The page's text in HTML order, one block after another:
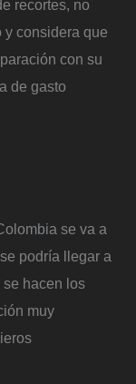
recortes, no
y considera que
con su
de gasto
se va a
podría llegar a
hacen los
muy